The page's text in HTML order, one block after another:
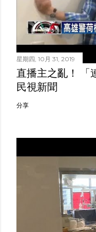
星期四, 10月 31, 2019
直播主之亂！ 「
民視新聞
分享